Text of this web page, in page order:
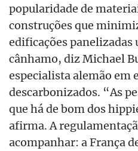
popularidade de
construções que
edificações panelizadas
cânhamo, diz Michael
especialista alemão em
descarbonizados. “As
que há de bom dos
afirma. A
acompanhar: a França